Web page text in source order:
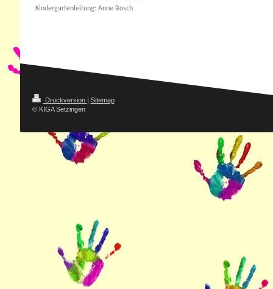
Kindergartenleitung: Anne Bosch
Druckversion | Sitemap
© KIGA Setzingen